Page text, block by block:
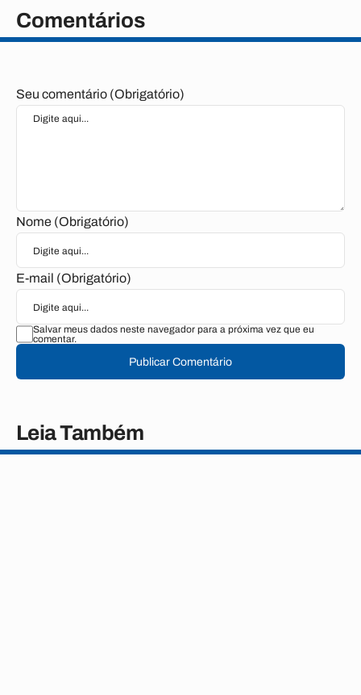
Comentários
Seu comentário (Obrigatório)
Nome (Obrigatório)
E-mail (Obrigatório)
Salvar meus dados neste navegador para a próxima vez que eu
comentar.
Publicar Comentário
Leia Também